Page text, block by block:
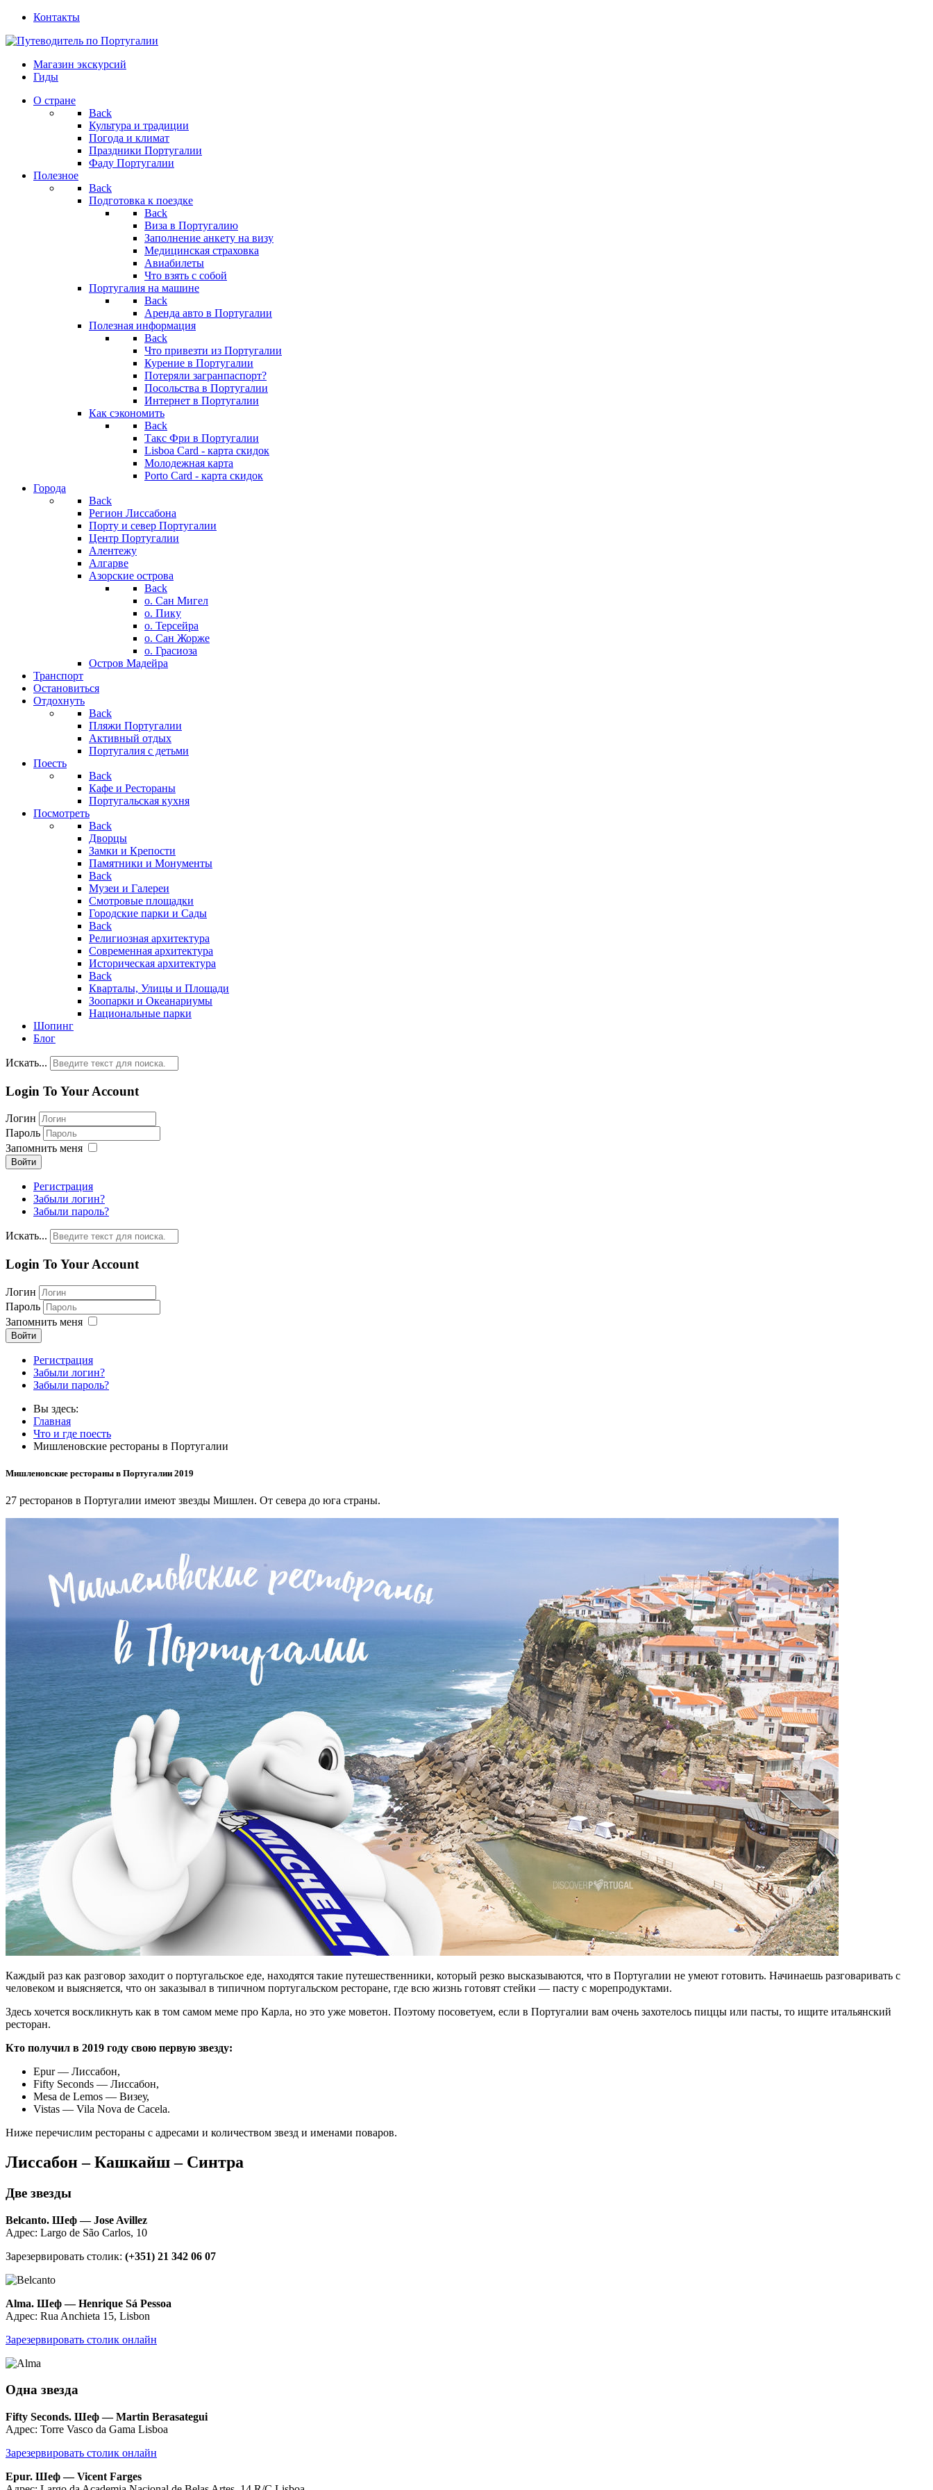
Контакты
Магазин экскурсий
Гиды
О стране
Back
Культура и традиции
Погода и климат
Праздники Португалии
Фаду Португалии
Полезное
Back
Подготовка к поездке
Back
Виза в Португалию
Заполнение анкету на визу
Медицинская страховка
Авиабилеты
Что взять с собой
Португалия на машине
Back
Аренда авто в Португалии
Полезная информация
Back
Что привезти из Португалии
Курение в Португалии
Потеряли загранпаспорт?
Посольства в Португалии
Интернет в Португалии
Как сэкономить
Back
Такс Фри в Португалии
Lisboa Card - карта скидок
Молодежная карта
Porto Card - карта скидок
Города
Back
Регион Лиссабона
Порту и север Португалии
Центр Португалии
Алентежу
Алгарве
Азорские острова
Back
о. Сан Мигел
о. Пику
о. Терсейра
о. Сан Жорже
о. Грасиоза
Остров Мадейра
Транспорт
Остановиться
Отдохнуть
Back
Пляжи Португалии
Активный отдых
Португалия с детьми
Поесть
Back
Кафе и Рестораны
Португальская кухня
Посмотреть
Back
Дворцы
Замки и Крепости
Памятники и Монументы
Back
Музеи и Галереи
Смотровые площадки
Городские парки и Сады
Back
Религиозная архитектура
Современная архитектура
Историческая архитектура
Back
Кварталы, Улицы и Площади
Зоопарки и Океанариумы
Национальные парки
Шопинг
Блог
Искать...
Login To Your Account
Логин
Пароль
Запомнить меня
Войти
Регистрация
Забыли логин?
Забыли пароль?
Искать...
Login To Your Account
Логин
Пароль
Запомнить меня
Войти
Регистрация
Забыли логин?
Забыли пароль?
Вы здесь:
Главная
Что и где поесть
Мишленовские рестораны в Португалии
Мишленовские рестораны в Португалии 2019
27 ресторанов в Португалии имеют звезды Мишлен. От севера до юга страны.
Каждый раз как разговор заходит о португальское еде, находятся такие путешественники, который резко высказываются, что в Португалии не умеют готовить. Начинаешь разговаривать с
человеком и выясняется, что он заказывал в типичном португальском ресторане, где всю жизнь готовят стейки — пасту с морепродуктами.
Здесь хочется воскликнуть как в том самом меме про Карла, но это уже моветон. Поэтому посоветуем, если в Португалии вам очень захотелось пиццы или пасты, то ищите итальянский
ресторан.
Кто получил в 2019 году свою первую звезду:
Epur — Лиссабон,
Fifty Seconds — Лиссабон,
Mesa de Lemos — Визеу,
Vistas — Vila Nova de Cacela.
Ниже перечислим рестораны с адресами и количеством звезд и именами поваров.
Лиссабон – Кашкайш – Синтра
Две звезды
Belcanto. Шеф — Jose Avillez
Адрес: Largo de São Carlos, 10
Зарезервировать столик: (+351) 21 342 06 07
Alma. Шеф — Henrique Sá Pessoa
Адрес: Rua Anchieta 15, Lisbon
Зарезервировать столик онлайн
Одна звезда
Fifty Seconds. Шеф — Martin Berasategui
Адрес: Torre Vasco da Gama Lisboa
Зарезервировать столик онлайн
Epur. Шеф — Vicent Farges